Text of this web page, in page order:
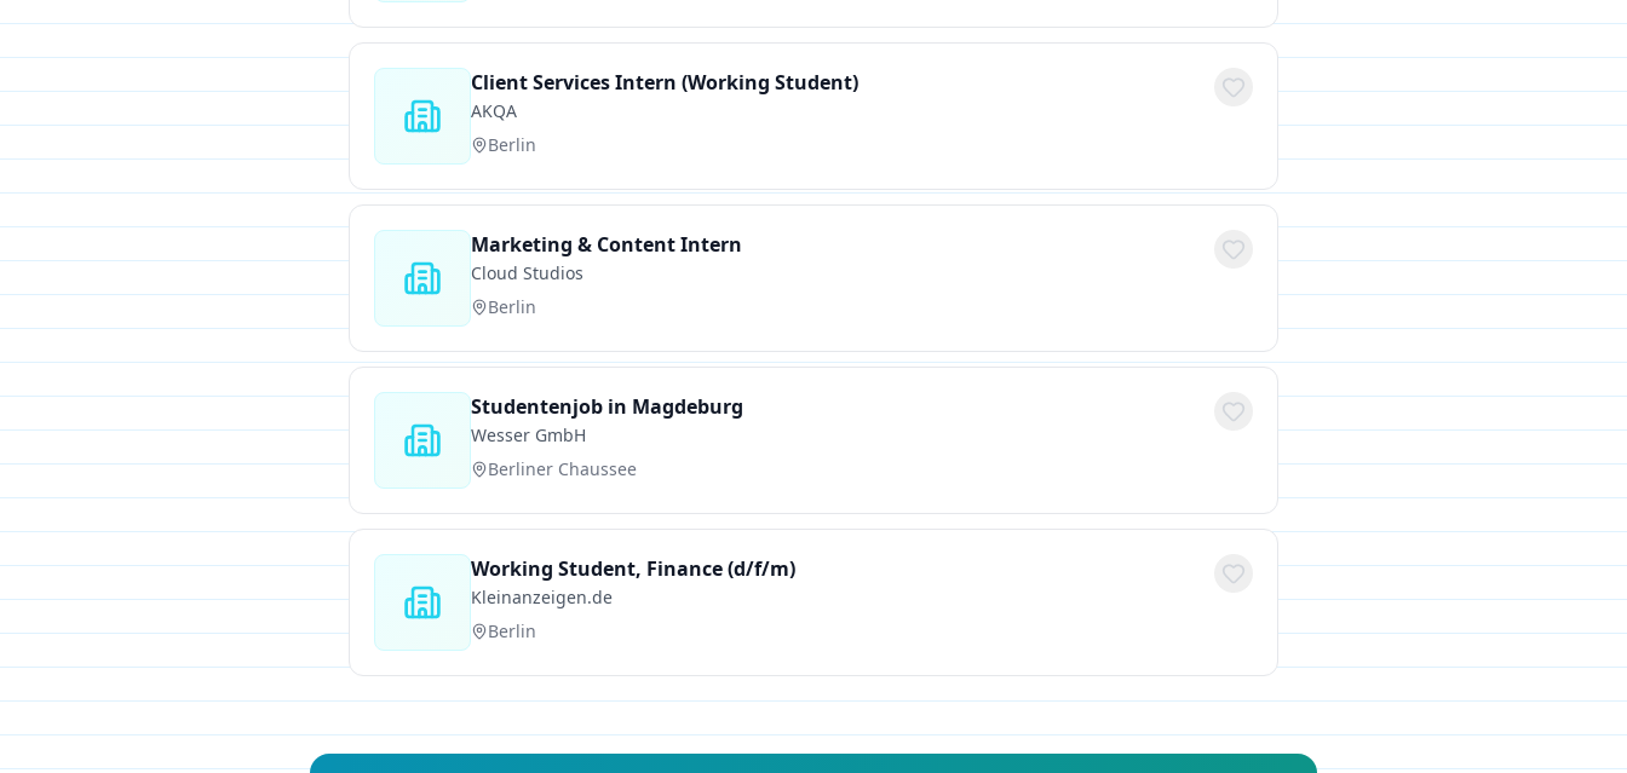
Client Services Intern (Working Student)
AKQA
Berlin
Marketing & Content Intern
Cloud Studios
Berlin
Studentenjob in Magdeburg
Wesser GmbH
Berliner Chaussee
Working Student, Finance (d/f/m)
Kleinanzeigen.de
Berlin